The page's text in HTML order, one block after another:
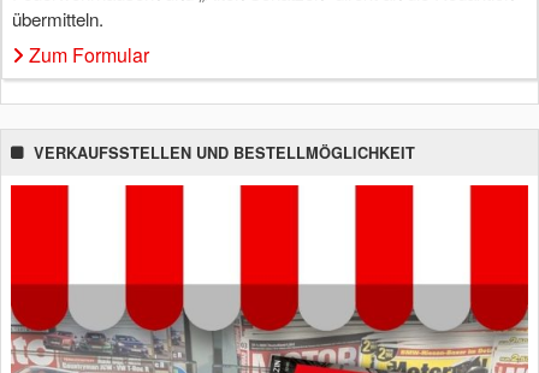
übermitteln.
Zum Formular
VERKAUFSSTELLEN UND BESTELLMÖGLICHKEIT